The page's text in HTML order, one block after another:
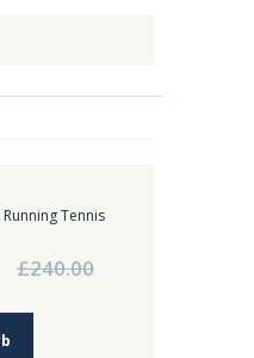
Tennis
£240.00